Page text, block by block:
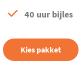
40 uur bijles
Kies pakket